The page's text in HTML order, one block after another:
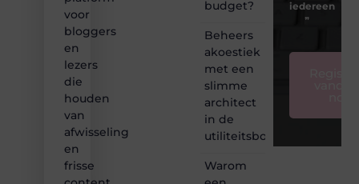
voor
bloggers
en
lezers
die
houden
van
afwisseling
en
frisse
budget?
Beheers
akoestiek
met een
slimme
architect
in de
utiliteitsbouw
Warom
iedereen
❞